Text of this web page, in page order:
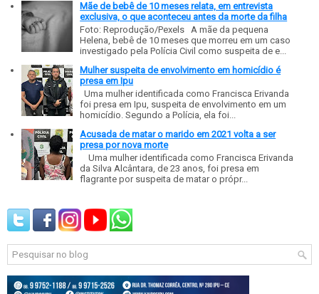
Mãe de bebê de 10 meses relata, em entrevista
exclusiva, o que aconteceu antes da morte da filha
Foto: Reprodução/Pexels A mãe da pequena
Helena, bebê de 10 meses que morreu em um caso
investigado pela Polícia Civil como suspeita de e...
Mulher suspeita de envolvimento em homicídio é
presa em Ipu
Uma mulher identificada como Francisca Erivanda
foi presa em Ipu, suspeita de envolvimento em um
homicídio. Segundo a Polícia, ela foi...
Acusada de matar o marido em 2021 volta a ser
presa por nova morte
Uma mulher identificada como Francisca Erivanda
da Silva Alcântara, de 23 anos, foi presa em
flagrante por suspeita de matar o própr...